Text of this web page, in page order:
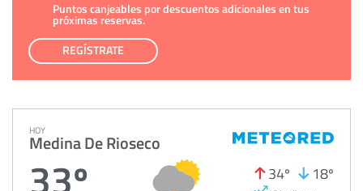
Puntos canjeables por descuentos adicionales en tus
próximas reservas.
REGÍSTRATE
HOY
Medina De Rioseco
33º 34º 18º